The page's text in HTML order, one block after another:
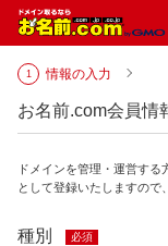
情報の入力
お名前.com会員情
ドメインを管理・運営す
として登録いたしますので
種別 必須